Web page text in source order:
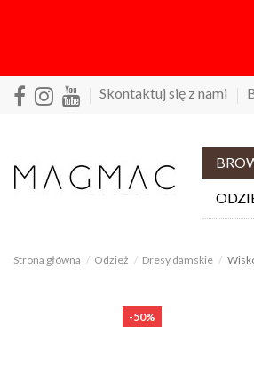
Skontaktuj się z nami
Strona główna Odzież Dresy damskie
-50%